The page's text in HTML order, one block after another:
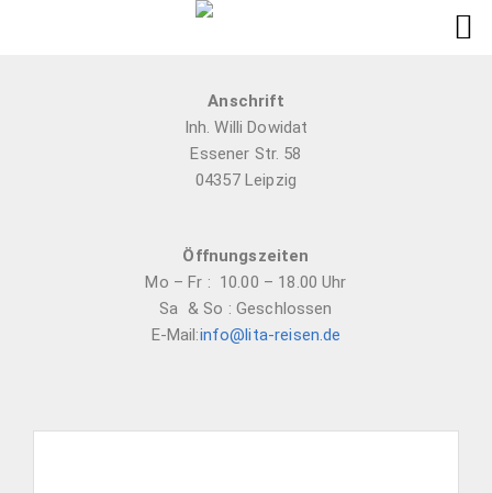
Anschrift
Inh. Willi Dowidat
Essener Str. 58
04357 Leipzig
Öffnungszeiten
Mo – Fr : 10.00 – 18.00 Uhr
Sa & So : Geschlossen
E-Mail:info@lita-reisen.de